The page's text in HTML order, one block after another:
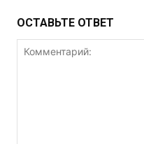
ОСТАВЬТЕ ОТВЕТ